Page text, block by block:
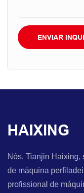
ENVIAR
HAIXING
Nós, Tianjin Haixing,
de máquina
profissional de